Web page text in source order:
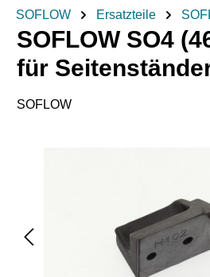
SOFLOW Ersatzteile
SOFLOW SO4
für
SOFLOW